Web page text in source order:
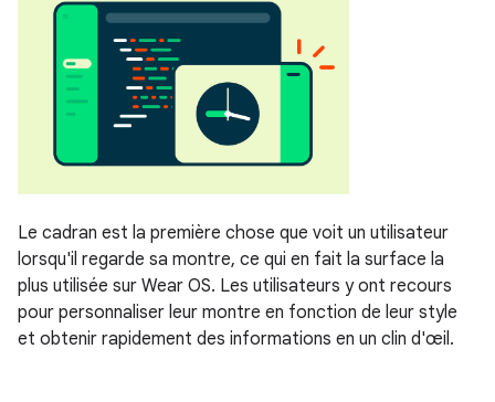
Le cadran est la première chose que voit un utilisateur
lorsqu'il regarde sa montre, ce qui en fait la surface la
plus utilisée sur Wear OS. Les utilisateurs y ont recours
pour personnaliser leur montre en fonction de leur style
et obtenir rapidement des informations en un clin d'œil.